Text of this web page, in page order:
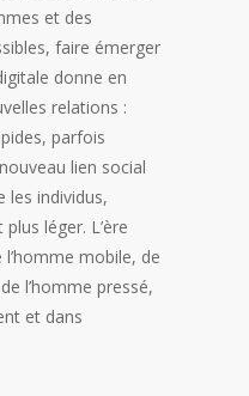
et des
faire émerger
donne en
relations :
parfois
lien social
les individus,
léger. L’ère
l’homme mobile, de
l’homme pressé,
et dans